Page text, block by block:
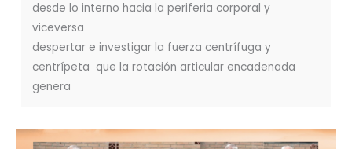
desde lo interno hacia la periferia corporal y
viceversa
despertar e investigar la fuerza centrífuga y
centrípeta que la rotación articular encadenada
genera